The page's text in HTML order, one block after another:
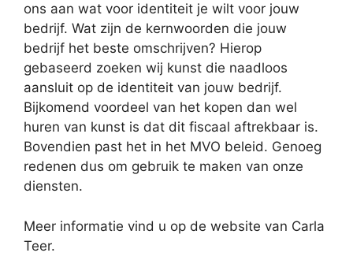
ons aan wat voor identiteit je wilt voor jouw
bedrijf. Wat zijn de kernwoorden die jouw
bedrijf het beste omschrijven? Hierop
gebaseerd zoeken wij kunst die naadloos
aansluit op de identiteit van jouw bedrijf.
Bijkomend voordeel van het kopen dan wel
huren van kunst is dat dit fiscaal aftrekbaar is.
Bovendien past het in het MVO beleid. Genoeg
redenen dus om gebruik te maken van onze
diensten.
Meer informatie vind u op de website van Carla
Teer.